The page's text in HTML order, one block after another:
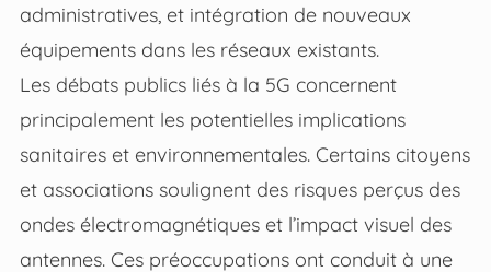
administratives, et intégration de nouveaux
équipements dans les réseaux existants.
Les débats publics liés à la 5G concernent
principalement les potentielles implications
sanitaires et environnementales. Certains citoyens
et associations soulignent des risques perçus des
ondes électromagnétiques et l’impact visuel des
antennes. Ces préoccupations ont conduit à une